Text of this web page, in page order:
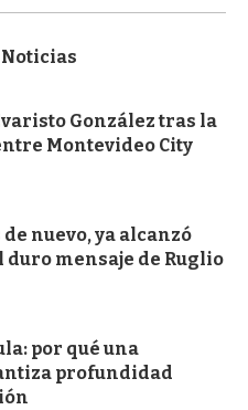
González tras la
Montevideo City
nuevo, ya alcanzó
duro mensaje de Ruglio
por qué una
profundidad